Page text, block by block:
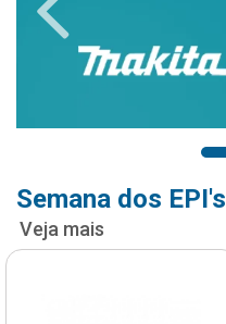
Semana dos EPI's
Veja mais